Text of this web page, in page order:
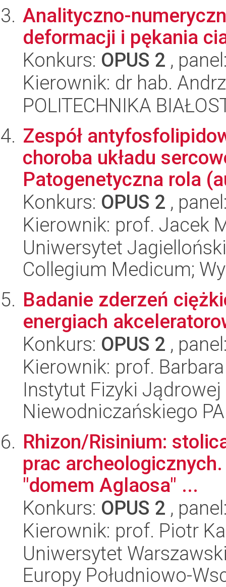
Analityczno-
deformacji i pękania
Konkurs: OPUS 2 ,
Kierownik: dr hab.
POLITECHNIKA
Zespół
choroba układu
Patogenetyczna rola
Konkurs: OPUS 2 ,
Kierownik: prof. Jacek
Uniwersytet
Collegium Medicum;
Badanie zderzeń
energiach
Konkurs: OPUS 2 ,
Kierownik: prof.
Instytut Fizyki
Niewodniczańskiego
Rhizon/Risinium:
prac
"domem Aglaosa" ...
Konkurs: OPUS 2 ,
Kierownik: prof. Piotr
Uniwersytet
Europy Południowo-